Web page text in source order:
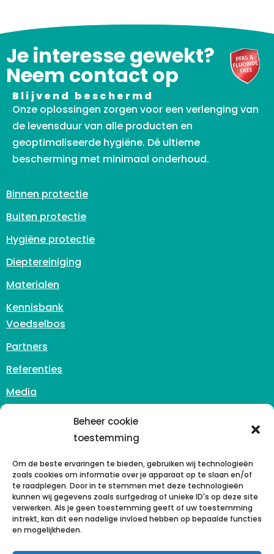
Beheer cookie
toestemming
Om de beste ervaringen te bieden, gebruiken wij technologieën
zoals cookies om informatie over je apparaat op te slaan en/of
te raadplegen. Door in te stemmen met deze technologieën
kunnen wij gegevens zoals surfgedrag of unieke ID's op deze site
verwerken. Als je geen toestemming geeft of uw toestemming
intrekt, kan dit een nadelige invloed hebben op bepaalde functies
en mogelijkheden.
Je interesse gewekt?
Neem contact op
Blijvend beschermd
Onze oplossingen zorgen voor een verlenging van
de levensduur van alle producten en
geoptimaliseerde hygiëne. Dé ultieme
bescherming met minimaal onderhoud.
Binnen protectie
Buiten protectie
Hygiëne protectie
Dieptereiniging
Materialen
Kennisbank
Voedselbos
Partners
Referenties
Media
info@reinasan.nl
6042 PB Roermond
Nederland
+31 (0)43 - 302 00 41
KvK 77248058